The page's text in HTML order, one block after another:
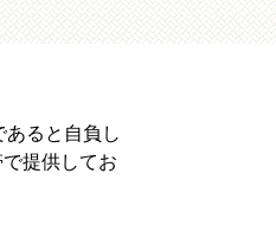
ると自負し
提供してお